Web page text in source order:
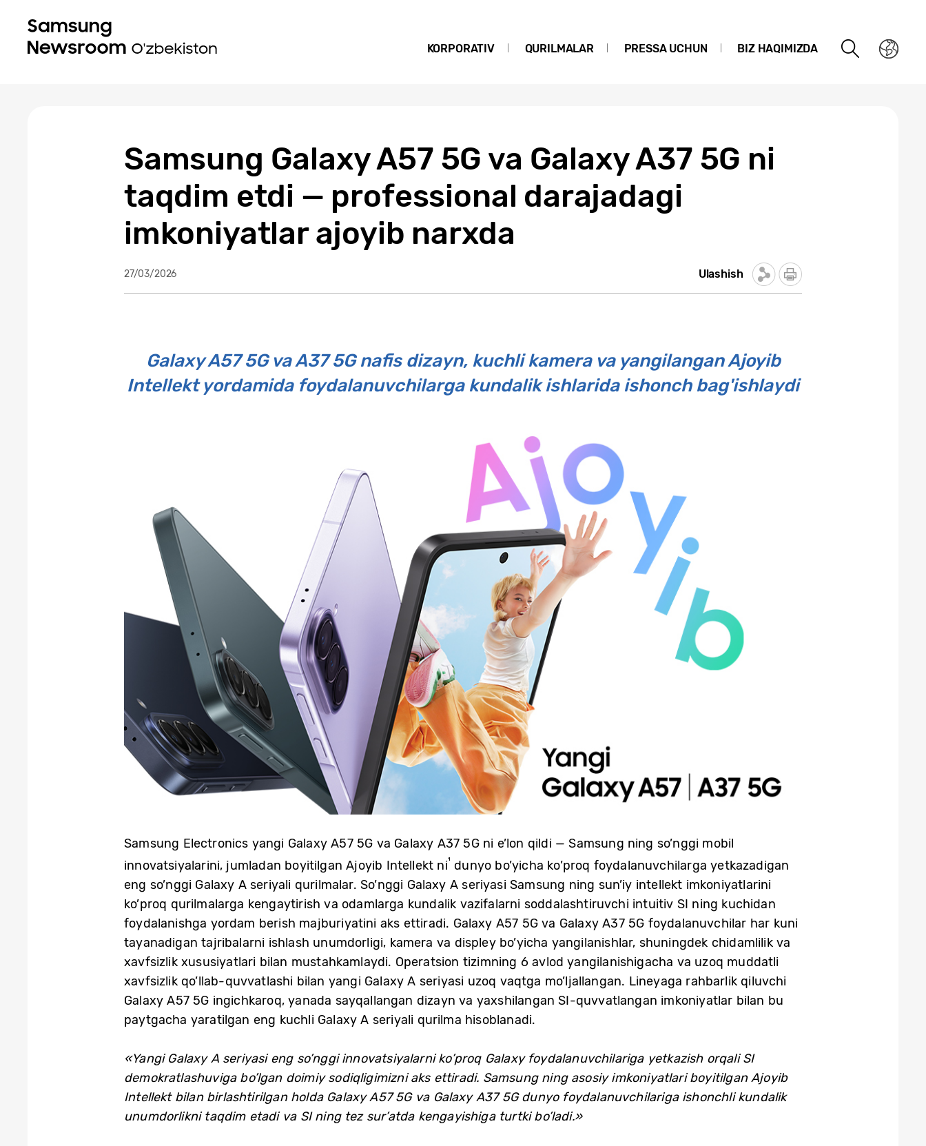
KORPORATIV QURILMALAR PRESSA UCHUN BIZ HAQIMIZDA
Samsung Galaxy A57 5G va Galaxy A37 5G ni
taqdim etdi — professional darajadagi
imkoniyatlar ajoyib narxda
27/03/2026 Ulashish
Galaxy A57 5G va A37 5G nafis dizayn, kuchli kamera va yangilangan Ajoyib
Intellekt yordamida foydalanuvchilarga kundalik ishlarida ishonch bag'ishlaydi
Samsung Electronics yangi Galaxy A57 5G va Galaxy A37 5G ni e’lon qildi — Samsung ning so’nggi mobil
innovatsiyalarini, jumladan boyitilgan Ajoyib Intellekt ni¹ dunyo bo’yicha ko’proq foydalanuvchilarga yetkazadigan
eng so’nggi Galaxy A seriyali qurilmalar. So’nggi Galaxy A seriyasi Samsung ning sun’iy intellekt imkoniyatlarini
ko’proq qurilmalarga kengaytirish va odamlarga kundalik vazifalarni soddalashtiruvchi intuitiv SI ning kuchidan
foydalanishga yordam berish majburiyatini aks ettiradi. Galaxy A57 5G va Galaxy A37 5G foydalanuvchilar har kuni
tayanadigan tajribalarni ishlash unumdorligi, kamera va displеy bo’yicha yangilanishlar, shuningdek chidamlilik va
xavfsizlik xususiyatlari bilan mustahkamlaydi. Operatsion tizimning 6 avlod yangilanishigacha va uzoq muddatli
xavfsizlik qo’llab-quvvatlashi bilan yangi Galaxy A seriyasi uzoq vaqtga mo’ljallangan. Lineyaga rahbarlik qiluvchi
Galaxy A57 5G ingichkaroq, yanada sayqallangan dizayn va yaxshilangan SI-quvvatlangan imkoniyatlar bilan bu
paytgacha yaratilgan eng kuchli Galaxy A seriyali qurilma hisoblanadi.
«Yangi Galaxy A seriyasi eng so’nggi innovatsiyalarni ko’proq Galaxy foydalanuvchilariga yetkazish orqali SI
demokratlashuviga bo’lgan doimiy sodiqligimizni aks ettiradi. Samsung ning asosiy imkoniyatlari boyitilgan Ajoyib
Intellekt bilan birlashtirilgan holda Galaxy A57 5G va Galaxy A37 5G dunyo foydalanuvchilariga ishonchli kundalik
unumdorlikni taqdim etadi va SI ning tez sur’atda kengayishiga turtki bo’ladi.»